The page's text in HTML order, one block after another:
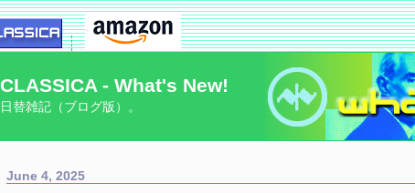
CLASSICA - What's New!
日替雑記（ブログ版）。
June 4, 2025